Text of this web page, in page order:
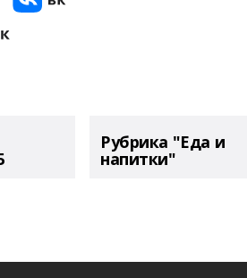
Рубрика "Еда и
напитки"